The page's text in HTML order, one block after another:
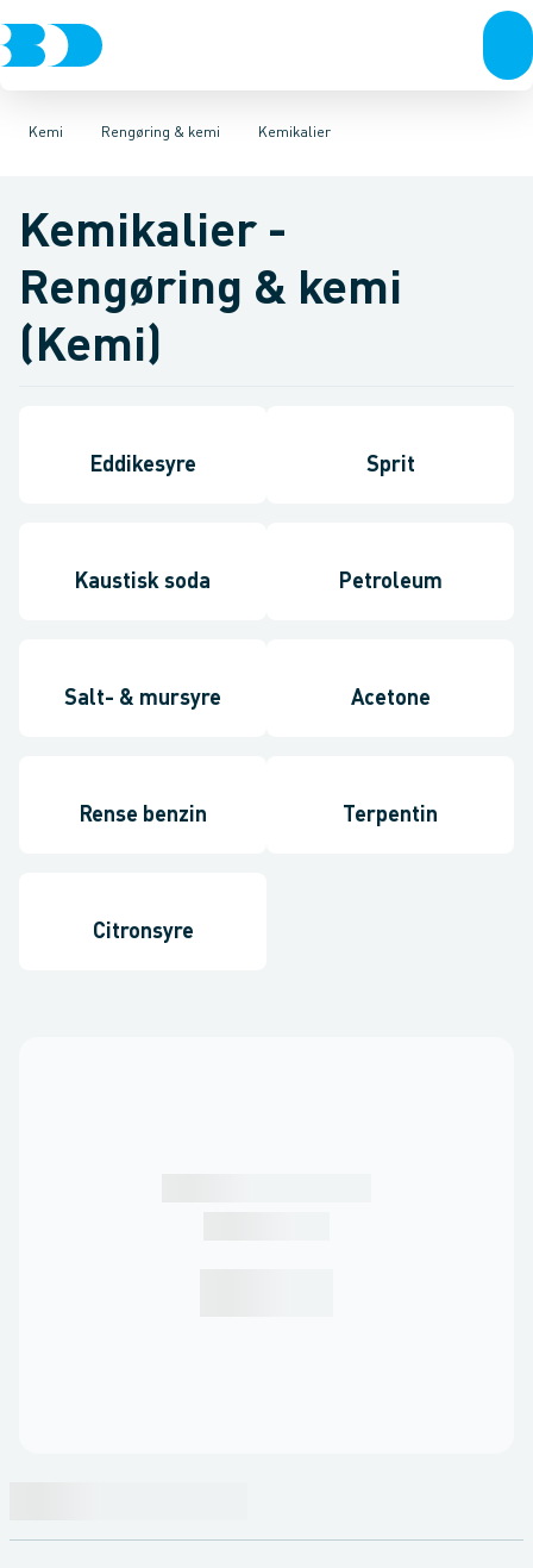
Kemi
VVSEl-teknikKloakVandforsyningKlima
Rengøring & kemi
FugemassePakkegrejBeton & mørtel
Kemikalier
Rengøringsmidler KemikalierDesinfektionsmiddel
Kemikalier -
Rengøring & kemi
(Kemi)
Eddikesyre Sprit
Kaustisk soda Petroleum
Salt- & mursyre Acetone
Rense benzin Terpentin
Citronsyre